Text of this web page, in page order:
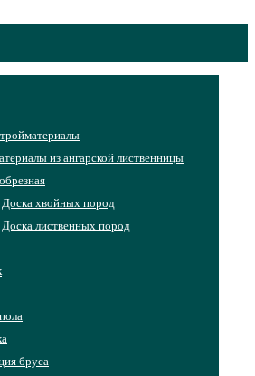
из ангарской лиственницы
Доска хвойных пород
Доска лиственных пород
бруса